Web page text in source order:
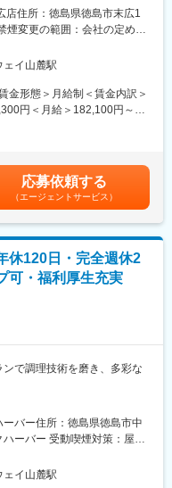
積み、店舗の支配人→グル
ル事業側にも挑戦可能で
ック部門にも挑戦頂く事も
バーとし、グループ全体の
ッシュカウとしての収益を
ル事業は、高いデザイン性
ル運営に取り入れるなど、
ィックホテル」市場の創出
ップクラスの施設数と幅広
お客様の気持ちに寄り添っ
6,500件のご依頼を頂いてお
け、経済産業大臣許可事業
員を新たに募集しておりま
省許可事業です。わずかな
、経済的に「結婚式」や
。継続的な顧客獲得が可能
サービスをご提案いただき
ーパーマーケット等では、
客様を誘致するために戸別
トメールを送り周辺地域で
には館内のご案内とアンケー
まで担当していただきま
額が異なります。また、四
績を上げると結婚式場で食
店住所：徳島県徳島市末広1
煙変更の範囲：会社の定める
ェイ山麓駅
金形態＞月給制＜賃金内訳＞
円＜月給＞182,100円～
性があります。月給(月額)は固
応募依頼する
（エージェントサービス）
休120日・完全週休2
可・福利厚生充実
ンで調理技術を磨き、多彩な
施設やレストランにて、結
。メインシェフのサポート
る料理を提供し、現場運営
バー住所：徳島県徳島市中
ーバー 受動喫煙対策：屋内
業所
ェイ山麓駅